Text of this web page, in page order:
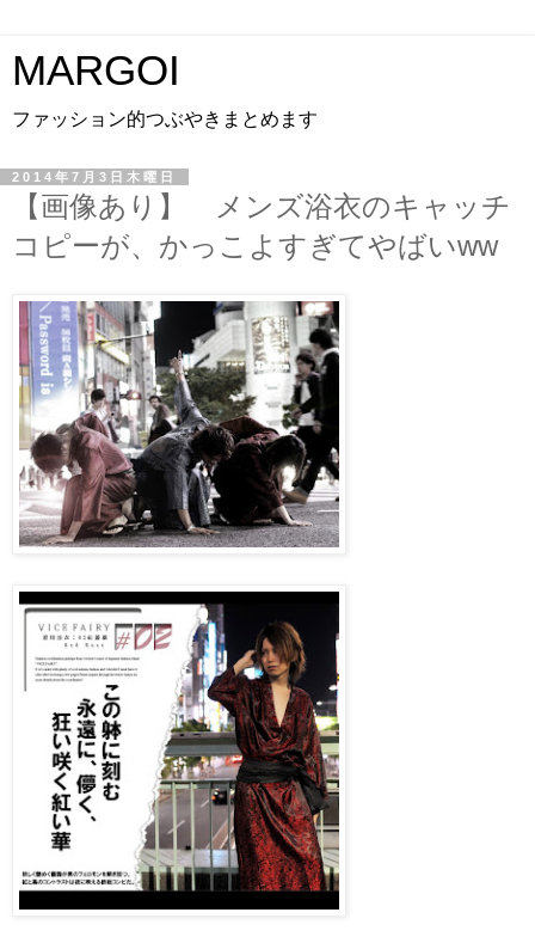
MARGOI
ファッション的つぶやきまとめます
2014年7月3日木曜日
【画像あり】 メンズ浴衣のキャッチ
コピーが、かっこよすぎてやばいww